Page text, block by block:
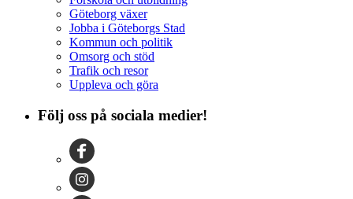
Göteborg växer
Jobba i Göteborgs Stad
Kommun och politik
Omsorg och stöd
Trafik och resor
Uppleva och göra
Följ oss på sociala medier!